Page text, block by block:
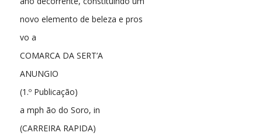
novo elemento de beleza e pros
vo a
COMARCA DA SERT’A
ANUNGIO
(1.º Publicação)
a mph ão do Soro, in
(CARREIRA RAPIDA)